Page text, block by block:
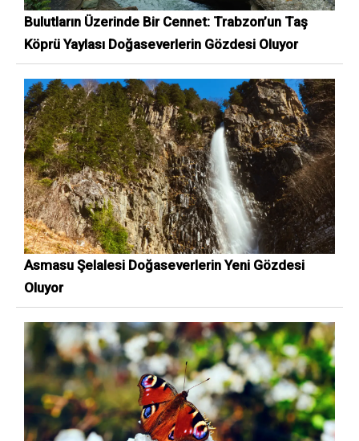
Bulutların Üzerinde Bir Cennet: Trabzon’un Taş
Köprü Yaylası Doğaseverlerin Gözdesi Oluyor
Asmasu Şelalesi Doğaseverlerin Yeni Gözdesi
Oluyor